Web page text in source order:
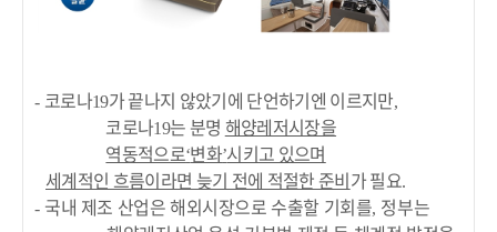
- 코로나19가 끝나지 않았기에 단언하기엔 이르지만,
코로나19는 분명 해양레저시장을
역동적으로‘변화’시키고 있으며
세계적인 흐름이라면 늦기 전에 적절한 준비가 필요.
- 국내 제조 산업은 해외시장으로 수출할 기회를, 정부는